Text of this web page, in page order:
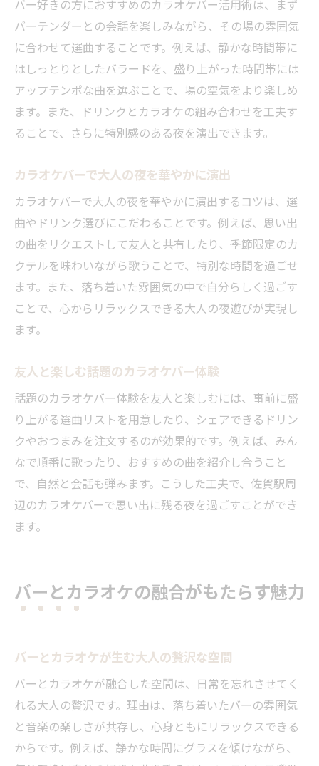
バー好きの方におすすめのカラオケバー活用術は、まず
バーテンダーとの会話を楽しみながら、その場の雰囲気
に合わせて選曲することです。例えば、静かな時間帯に
はしっとりとしたバラードを、盛り上がった時間帯には
アップテンポな曲を選ぶことで、場の空気をより楽しめ
ます。また、ドリンクとカラオケの組み合わせを工夫す
ることで、さらに特別感のある夜を演出できます。
カラオケバーで大人の夜を華やかに演出
カラオケバーで大人の夜を華やかに演出するコツは、選
曲やドリンク選びにこだわることです。例えば、思い出
の曲をリクエストして友人と共有したり、季節限定のカ
クテルを味わいながら歌うことで、特別な時間を過ごせ
ます。また、落ち着いた雰囲気の中で自分らしく過ごす
ことで、心からリラックスできる大人の夜遊びが実現し
ます。
友人と楽しむ話題のカラオケバー体験
話題のカラオケバー体験を友人と楽しむには、事前に盛
り上がる選曲リストを用意したり、シェアできるドリン
クやおつまみを注文するのが効果的です。例えば、みん
なで順番に歌ったり、おすすめの曲を紹介し合うこと
で、自然と会話も弾みます。こうした工夫で、佐賀駅周
辺のカラオケバーで思い出に残る夜を過ごすことができ
ます。
バーとカラオケの融合がもたらす魅力
バーとカラオケが生む大人の贅沢な空間
バーとカラオケが融合した空間は、日常を忘れさせてく
れる大人の贅沢です。理由は、落ち着いたバーの雰囲気
と音楽の楽しさが共存し、心身ともにリラックスできる
からです。例えば、静かな時間にグラスを傾けながら、